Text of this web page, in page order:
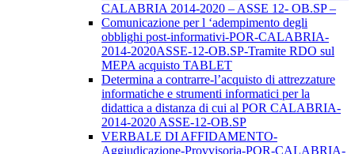
CALABRIA 2014-2020 – ASSE 12- OB.SP –
Comunicazione per l ‘adempimento degli
obblighi post-informativi-POR-CALABRIA-
2014-2020ASSE-12-OB.SP-Tramite RDO sul
MEPA acquisto TABLET
Determina a contrarre-l’acquisto di attrezzature
informatiche e strumenti informatici per la
didattica a distanza di cui al POR CALABRIA-
2014-2020 ASSE-12-OB.SP
VERBALE DI AFFIDAMENTO-
Aggiudicazione-Provvisoria-POR-CALABRIA-